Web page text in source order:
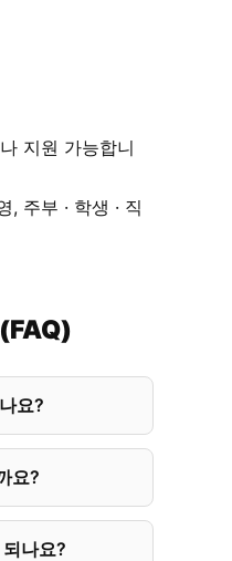
지원 가능합니
, 주부 · 학생 · 직
요?
요?
나요?